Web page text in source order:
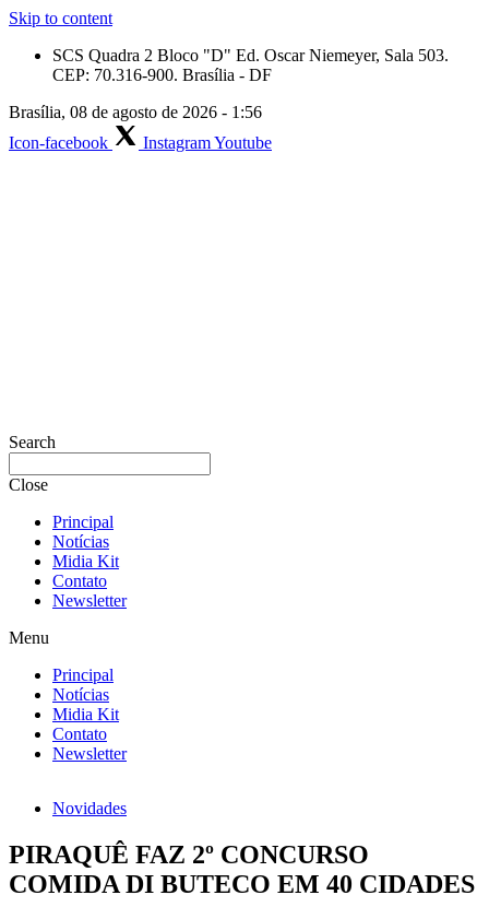
Skip to content
SCS Quadra 2 Bloco "D" Ed. Oscar Niemeyer, Sala 503.
CEP: 70.316-900. Brasília - DF
Brasília, 08 de agosto de 2026 - 1:56
Icon-facebook
InstagramYoutube
Search
Close
Principal
Notícias
Midia Kit
Contato
Newsletter
Menu
Principal
Notícias
Midia Kit
Contato
Newsletter
Novidades
PIRAQUÊ FAZ 2º CONCURSO
COMIDA DI BUTECO EM 40 CIDADES